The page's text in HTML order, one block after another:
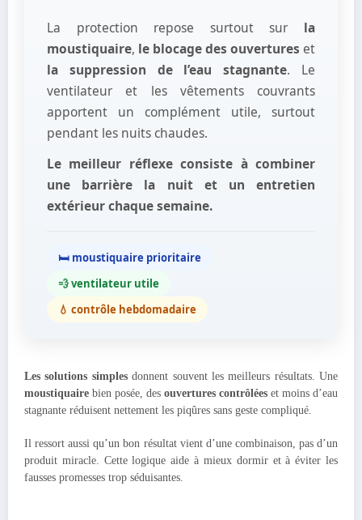
La protection repose surtout sur la
moustiquaire, le blocage des ouvertures et
la suppression de l’eau stagnante. Le
ventilateur et les vêtements couvrants
apportent un complément utile, surtout
pendant les nuits chaudes.
Le meilleur réflexe consiste à combiner
une barrière la nuit et un entretien
extérieur chaque semaine.
🛏️ moustiquaire prioritaire
💨 ventilateur utile
💧 contrôle hebdomadaire
Les solutions simplesdonnent souvent les meilleurs résultats. Une
moustiquaire bien posée, des ouvertures contrôlées et moins d’eau
stagnante réduisent nettement les piqûres sans geste compliqué.
Il ressort aussi qu’un bon résultat vient d’une combinaison, pas d’un
produit miracle. Cette logique aide à mieux dormir et à éviter les
fausses promesses trop séduisantes.